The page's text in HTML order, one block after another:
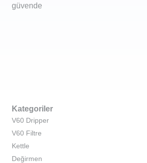
güvende
Kategoriler
V60 Dripper
V60 Filtre
Kettle
Değirmen